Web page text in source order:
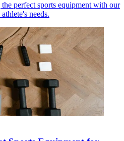
perfect sports equipment with our
needs.